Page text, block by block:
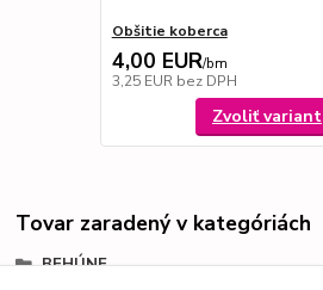
Obšitie koberca
4,00 EUR/bm
3,25 EUR bez DPH
Zvoliť variant
Tovar zaradený v kategóriách
BEHÚNE